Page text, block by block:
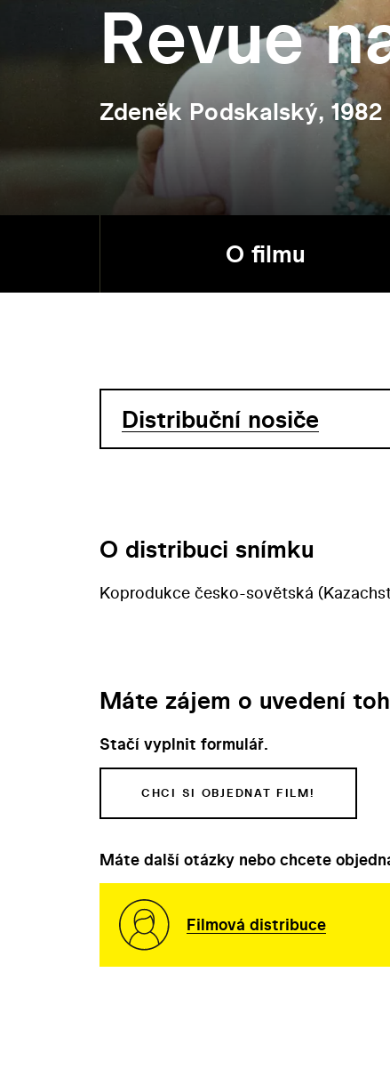
Revue
Zdeněk Podskalský, 1982
O filmu
Distribuční nosiče
O distribuci snímku
Koprodukce česko-sovětská
Máte zájem o uvedení
Stačí vyplnit formulář.
CHCI SI OBJEDNAT FILM!
Máte další otázky nebo chcete
Filmová distribuce